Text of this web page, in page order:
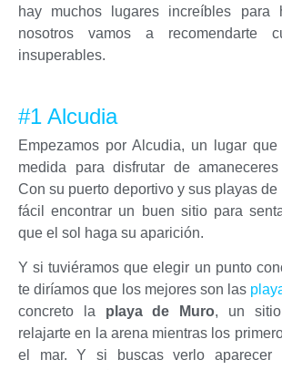
hay muchos lugares increíbles para
nosotros vamos a recomendarte
insuperables.
#1 Alcudia
Empezamos por Alcudia, un lugar
medida para disfrutar de amaneceres
Con su puerto deportivo y sus playas
fácil encontrar un buen sitio para
que el sol haga su aparición.
Y si tuviéramos que elegir un punto
te diríamos que los mejores son las
concreto la playa de Muro, un sitio
relajarte en la arena mientras los
el mar. Y si buscas verlo aparecer